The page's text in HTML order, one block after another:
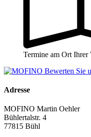
Termine am Ort Ihrer
Adresse
MOFINO Martin Oehler
Bühlertalstr. 4
77815 Bühl